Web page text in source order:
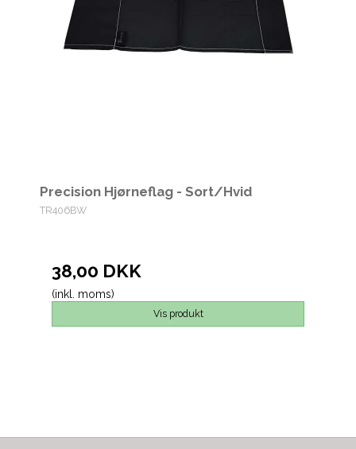
Precision Hjørneflag - Sort/Hvid
TR406BW
38,00 DKK
(inkl. moms)
Vis produkt